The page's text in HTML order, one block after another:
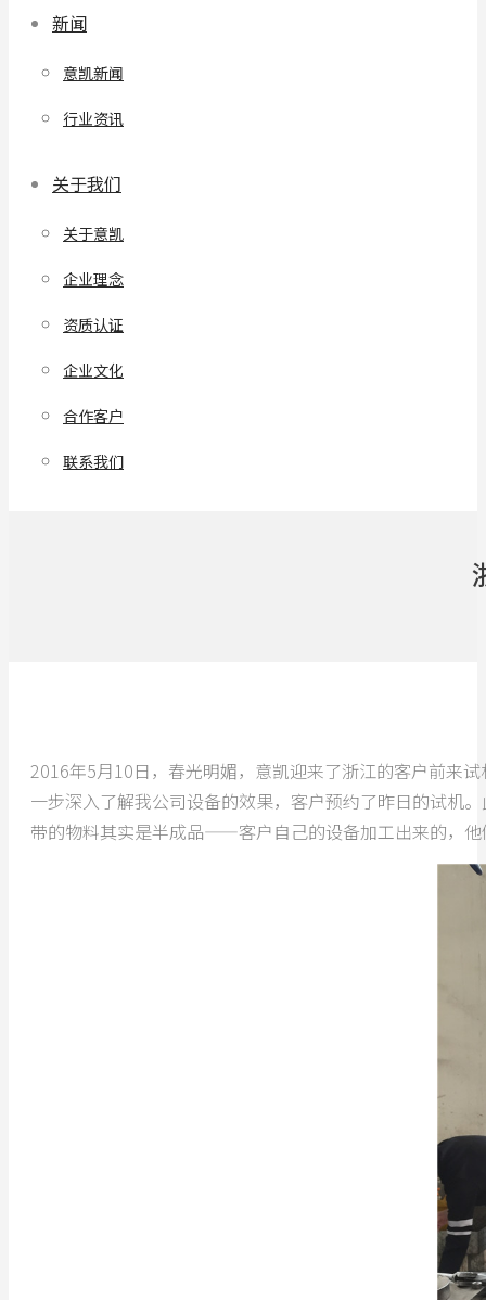
新闻
意凯新闻
行业资讯
关于我们
关于意凯
企业理念
资质认证
企业文化
合作客户
联系我们
2016年5月10日，春光明媚，意凯迎来了浙江的客户前来
一步深入了解我公司设备的效果，客户预约了昨日的试机
带的物料其实是半成品——客户自己的设备加工出来的，